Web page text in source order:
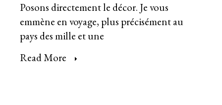
Posons directement le décor. Je vous
emmène en voyage, plus précisément au
pays des mille et une
Read More